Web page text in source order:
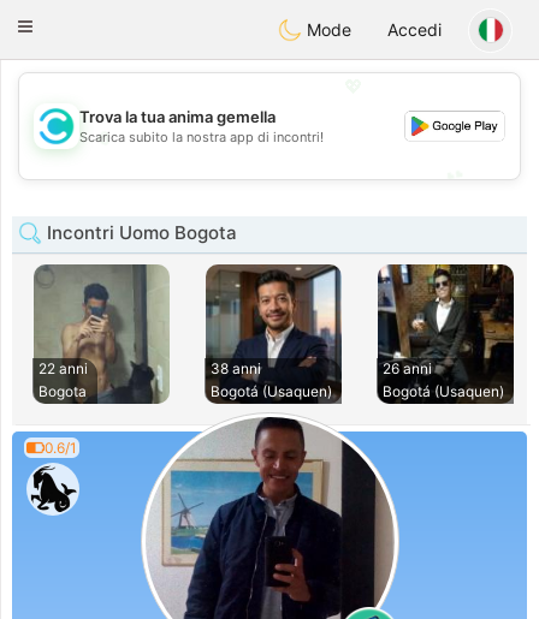
olombiaCitas
Toggle
Mode Accedi
💖
💕
Trova la tua anima gemella
Scarica subito la nostra app di incontri!
Incontri Uomo Bogota
22 anni
Bogota
38 anni
Bogotá (Usaquen)
26 anni
Bogotá (Usaquen)
0.6/1